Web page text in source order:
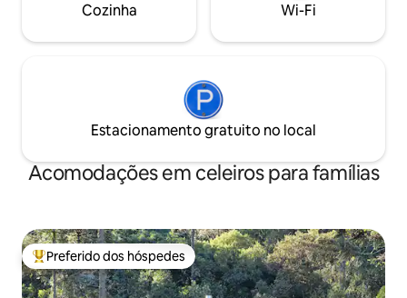
Cozinha Wi-Fi
Estacionamento gratuito no local
Acomodações em celeiros para famílias
Entre os melhores preferidos dos hóspedes
Preferido dos hóspedes